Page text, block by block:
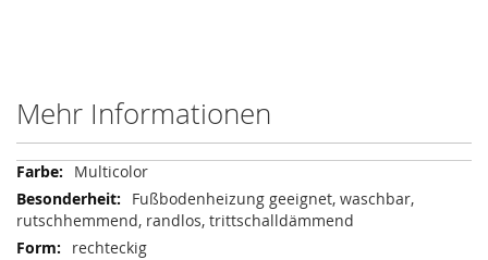
Mehr Informationen
Mehr
Informationen
Multicolor
Fußbodenheizung geeignet, waschbar,
rutschhemmend, randlos, trittschalldämmend
rechteckig